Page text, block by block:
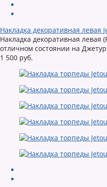
Накладка декоративная левая
Накладка декоративная левая
отличном состоянии на
1 500 руб.